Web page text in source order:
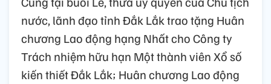
nước, lãnh đạo tỉnh Đắk Lắk trao tặng Huân
chương Lao động hạng Nhất cho Công ty
Trách nhiệm hữu hạn Một thành viên Xổ số
kiến thiết Đắk Lắk; Huân chương Lao động